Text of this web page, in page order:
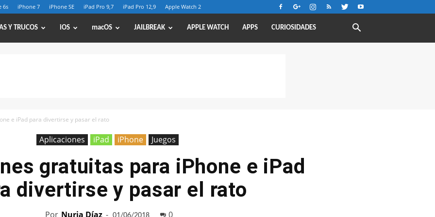
6s iPhone 7 iPhone SE iPad Pro 9,7 iPad Pro 12,9 Apple Watch 2
Y TRUCOS iOS macOS JAILBREAK APPLE WATCH APPS CURIOSIDADES
e iPad para divertirse y pasar el rato
Aplicaciones iPad iPhone Juegos
gratuitas para iPhone e iPad
divertirse y pasar el rato
Por Nuria Díaz - 0